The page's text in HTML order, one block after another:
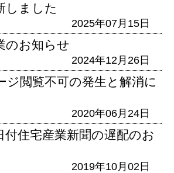
しました
2025年07月15日
のお知らせ
2024年12月26日
ジ閲覧不可の発生と解消に
2020年06月24日
付住宅産業新聞の遅配のお
2019年10月02日